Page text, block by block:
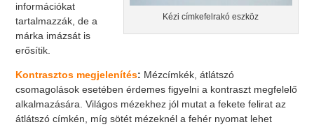
Kézi címkefelrakó eszköz
információkat
tartalmazzák, de a
márka imázsát is
erősítik.
Kontrasztos megjelenítés: Mézcímkék, átlátszó
csomagolások esetében érdemes figyelni a kontraszt megfelelő
alkalmazására. Világos mézekhez jól mutat a fekete felirat az
átlátszó címkén, míg sötét mézeknél a fehér nyomat lehet